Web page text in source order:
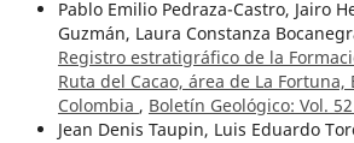
Pablo Emilio Pedraza-Castro, Jairo
Guzmán, Laura Constanza
Registro estratigráfico de la
Ruta del Cacao, área de La
Colombia , Boletín Geológico: Vol.
Jean Denis Taupin, Luis Eduardo